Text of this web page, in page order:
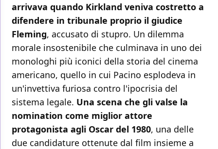
arrivava quando Kirkland veniva costretto a
difendere in tribunale proprio il giudice
Fleming, accusato di stupro. Un dilemma
morale insostenibile che culminava in uno dei
monologhi più iconici della storia del cinema
americano, quello in cui Pacino esplodeva in
un'invettiva furiosa contro l'ipocrisia del
sistema legale. Una scena che gli valse la
nomination come miglior attore
protagonista agli Oscar del 1980, una delle
due candidature ottenute dal film insieme a